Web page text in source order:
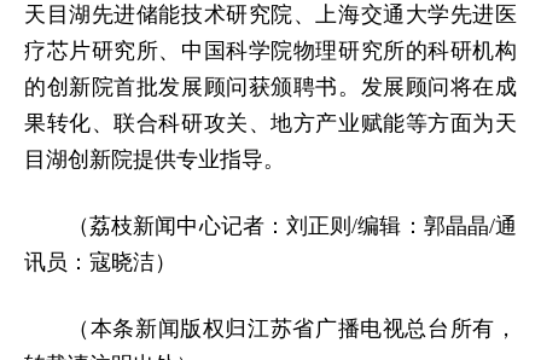
天目湖先进储能技术研究院、上海交通大学先进医
疗芯片研究所、中国科学院物理研究所的科研机构
的创新院首批发展顾问获颁聘书。发展顾问将在成
果转化、联合科研攻关、地方产业赋能等方面为天
目湖创新院提供专业指导。
（荔枝新闻中心记者：刘正则/编辑：郭晶晶/通
讯员：寇晓洁）
（本条新闻版权归江苏省广播电视总台所有，